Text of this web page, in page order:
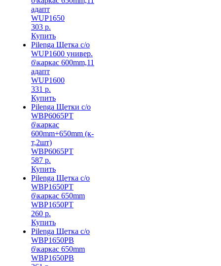
адапт
WUP1650
303 р.
Купить
Pilenga Щетка с/о
WUP1600 универ.
б\каркас 600mm,11
адапт
WUP1600
331 р.
Купить
Pilenga Щетки с/о
WBP6065PT
б\каркас
600mm+650mm (к-
т,2шт)
WBP6065PT
587 р.
Купить
Pilenga Щетка с/о
WBP1650PT
б\каркас 650mm
WBP1650PT
260 р.
Купить
Pilenga Щетка с/о
WBP1650PB
б\каркас 650mm
WBP1650PB